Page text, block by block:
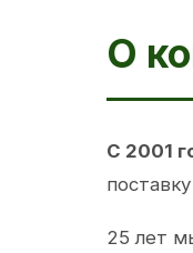
О
С 2001
25 лет